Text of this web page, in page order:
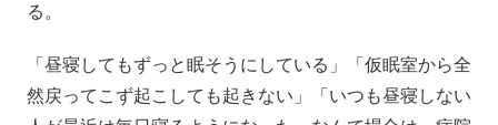
る。
「昼寝してもずっと眠そうにしている」「仮眠室から全
然戻ってこず起こしても起きない」「いつも昼寝しない